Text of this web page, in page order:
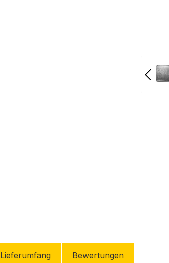
Lieferumfang Bewertungen